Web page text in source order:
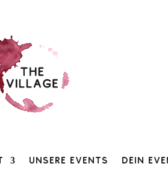
Unsere Events Dein